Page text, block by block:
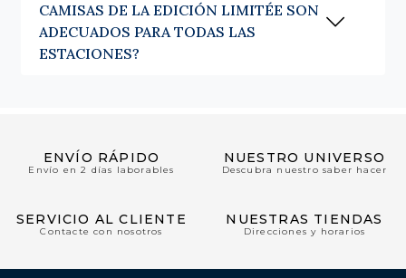
CAMISAS DE LA EDICIÓN LIMITÉE SON
ADECUADOS PARA TODAS LAS
ESTACIONES?
ENVÍO RÁPIDO
Envío en 2 días laborables
NUESTRO UNIVERSO
Descubra nuestro saber hacer
SERVICIO AL CLIENTE
Contacte con nosotros
NUESTRAS TIENDAS
Direcciones y horarios